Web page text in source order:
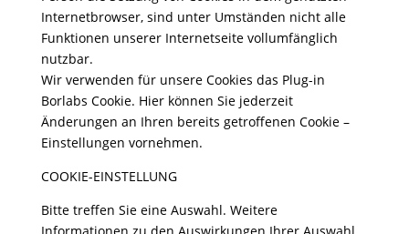
Internetbrowser, sind unter Umständen nicht alle
Funktionen unserer Internetseite vollumfänglich
nutzbar.
Wir verwenden für unsere Cookies das Plug-in
Borlabs Cookie. Hier können Sie jederzeit
Änderungen an Ihren bereits getroffenen Cookie –
Einstellungen vornehmen.
COOKIE-EINSTELLUNG
Bitte treffen Sie eine Auswahl. Weitere